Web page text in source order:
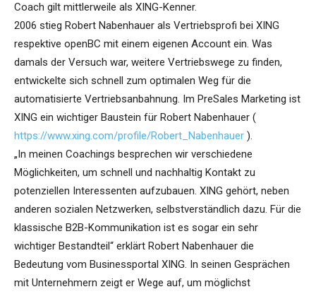
Coach gilt mittlerweile als XING-Kenner.
2006 stieg Robert Nabenhauer als Vertriebsprofi bei XING
respektive openBC mit einem eigenen Account ein. Was
damals der Versuch war, weitere Vertriebswege zu finden,
entwickelte sich schnell zum optimalen Weg für die
automatisierte Vertriebsanbahnung. Im PreSales Marketing ist
XING ein wichtiger Baustein für Robert Nabenhauer (
https://www.xing.com/profile/Robert_Nabenhauer ).
„In meinen Coachings besprechen wir verschiedene
Möglichkeiten, um schnell und nachhaltig Kontakt zu
potenziellen Interessenten aufzubauen. XING gehört, neben
anderen sozialen Netzwerken, selbstverständlich dazu. Für die
klassische B2B-Kommunikation ist es sogar ein sehr
wichtiger Bestandteil“ erklärt Robert Nabenhauer die
Bedeutung vom Businessportal XING. In seinen Gesprächen
mit Unternehmern zeigt er Wege auf, um möglichst